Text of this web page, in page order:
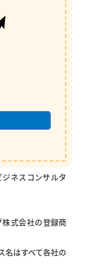
ネスコンサルタ
式会社の登録商
名はすべて各社の